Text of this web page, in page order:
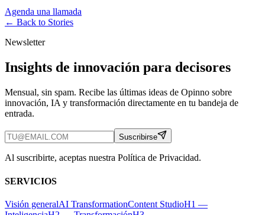
Agenda una llamada
← Back to Stories
Newsletter
Insights de innovación para decisores
Mensual, sin spam. Recibe las últimas ideas de Opinno sobre
innovación, IA y transformación directamente en tu bandeja de
entrada.
Suscribirse
Al suscribirte, aceptas nuestra Política de Privacidad.
SERVICIOS
Visión generalAI TransformationContent StudioH1 —